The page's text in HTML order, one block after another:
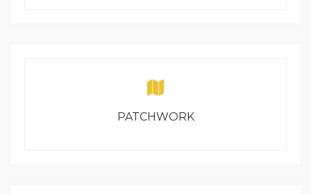
PATCHWORK